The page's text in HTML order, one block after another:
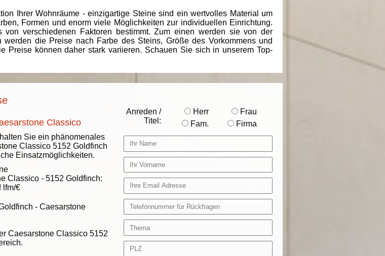
Ihrer Wohnräume - einzigartige Steine sind ein wertvolles Material um
Formen und enorm viele Möglichkeiten zur individuellen Einrichtung.
verschiedenen Faktoren bestimmt. Zum einen werden sie von der
werden die Preise nach Farbe des Steins, Größe des Vorkommens und
Preise können daher stark variieren. Schauen Sie sich in unserem Top-
Classico
Sie ein phänomenales
Classico 5152 Goldfinch
Einsatzmöglichkeiten.
Classico - 5152 Goldfinch:
lfm/€
- Caesarstone
Caesarstone Classico 5152
Anreden /
Titel:
Herr
Frau
Fam.
Firma